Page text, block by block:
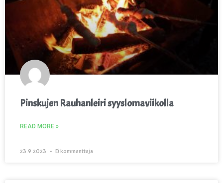
Pinskujen Rauhanleiri syyslomaviikolla
READ MORE »
23.9.2023 Ei kommentteja